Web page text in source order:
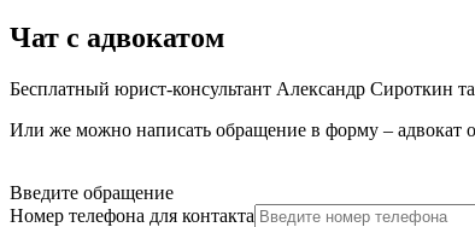
Чат с адвокатом
Бесплатный юрист-консультант Александр Сироткин
Или же можно написать обращение в форму – адвокат
Введите обращение
Номер телефона для контакта